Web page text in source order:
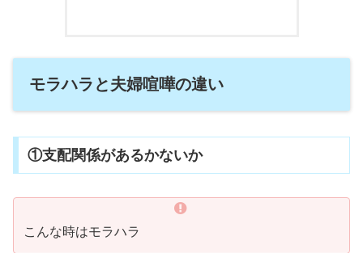
モラハラと夫婦喧嘩の違い
①支配関係があるかないか
こんな時はモラハラ